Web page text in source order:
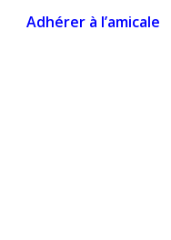
Adhérer à l’amicale